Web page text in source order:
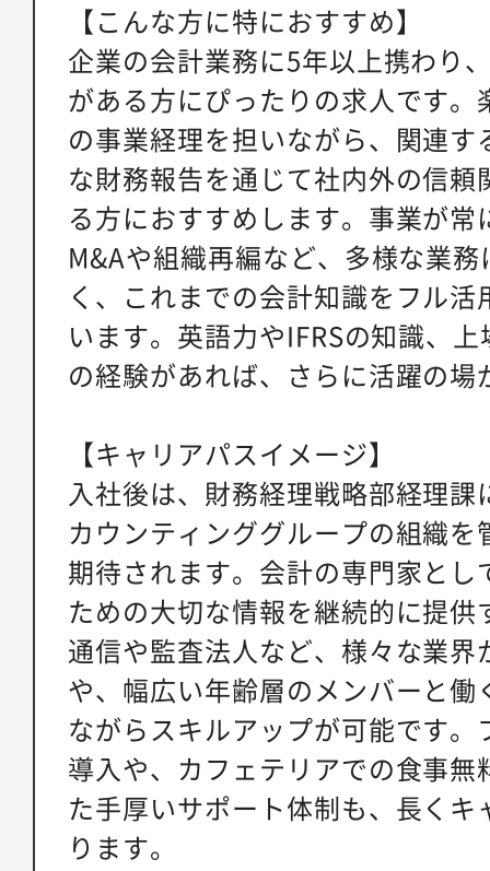
【こんな方に特におすすめ】
企業の会計業務に5年以上携わり
がある方にぴったりの求人です
の事業経理を担いながら、関連
な財務報告を通じて社内外の信
る方におすすめします。事業が
M&Aや組織再編など、多様な業
く、これまでの会計知識をフル
います。英語力やIFRSの知識、
の経験があれば、さらに活躍の
【キャリアパスイメージ】
入社後は、財務経理戦略部経理
カウンティンググループの組織
期待されます。会計の専門家と
ための大切な情報を継続的に提
通信や監査法人など、様々な業
や、幅広い年齢層のメンバーと
ながらスキルアップが可能です
導入や、カフェテリアでの食事
た手厚いサポート体制も、長く
ります。